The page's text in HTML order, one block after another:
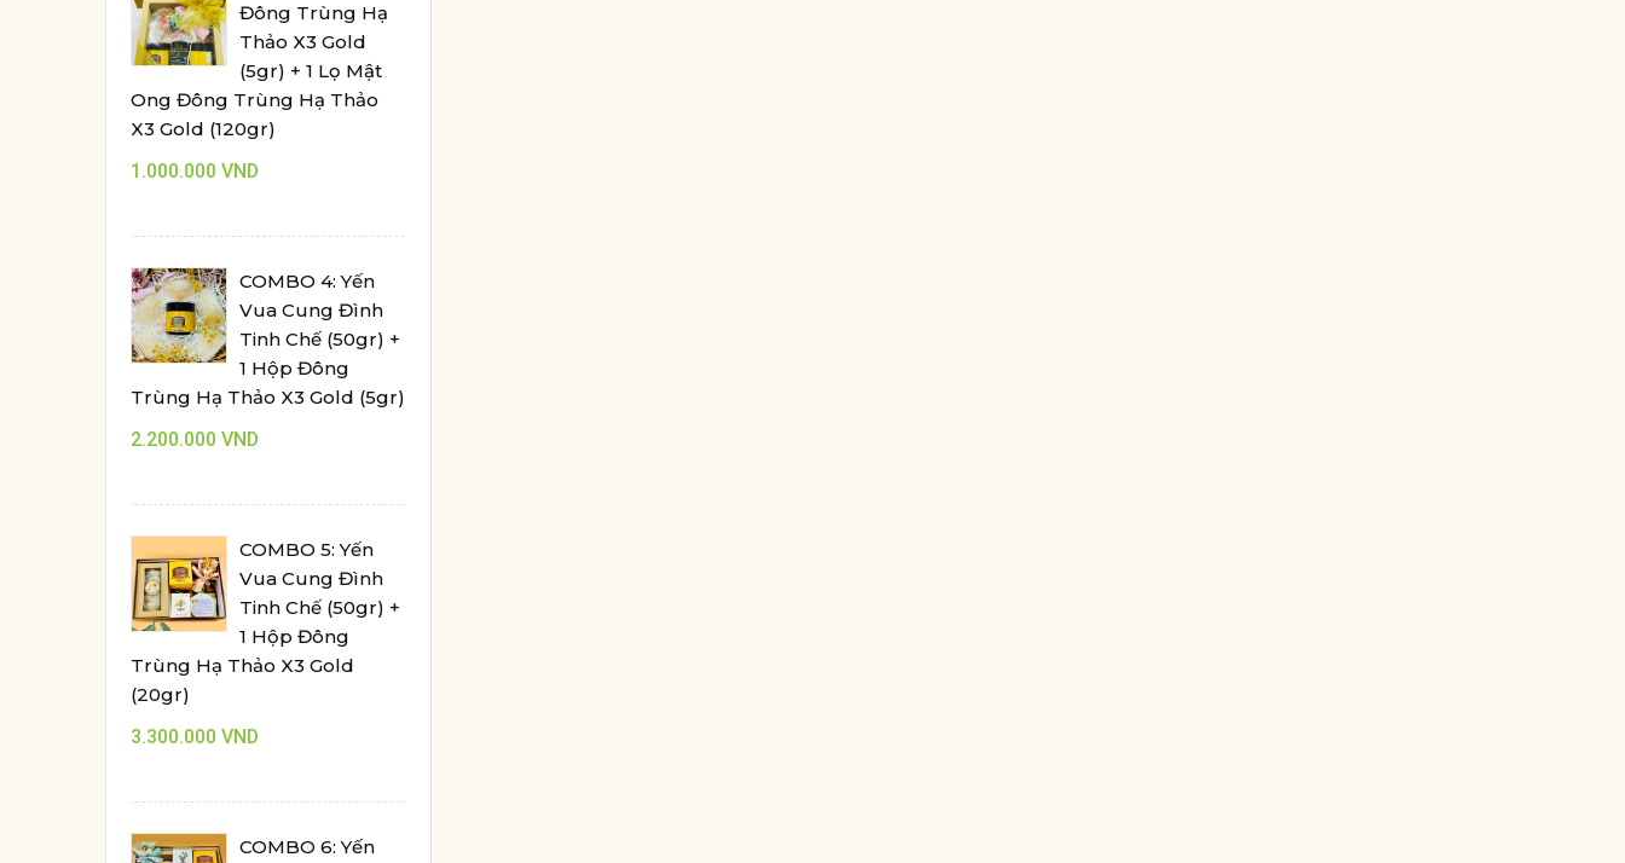
Đông Trùng Hạ
Thảo X3 Gold
(5gr) + 1 Lọ Mật
Ong Đông Trùng Hạ Thảo
X3 Gold (120gr)
1.000.000 VND
COMBO 4: Yến
Vua Cung Đình
Tinh Chế (50gr) +
1 Hộp Đông
Trùng Hạ Thảo X3 Gold (5gr)
2.200.000 VND
COMBO 5: Yến
Vua Cung Đình
Tinh Chế (50gr) +
1 Hộp Đông
Trùng Hạ Thảo X3 Gold
(20gr)
3.300.000 VND
COMBO 6: Yến